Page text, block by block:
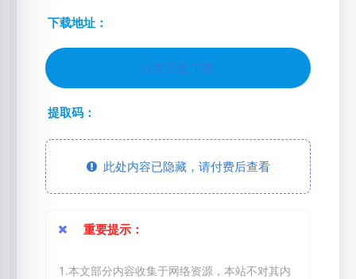
下载地址：
百度云盘 下载
提取码：
此处内容已隐藏，请付费后查看
重要提示：
1.本文部分内容收集于网络资源，本站不对其内